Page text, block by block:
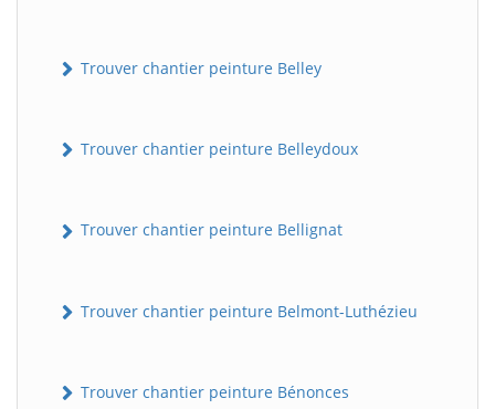
Trouver chantier peinture Belley
Trouver chantier peinture Belleydoux
Trouver chantier peinture Bellignat
Trouver chantier peinture Belmont-Luthézieu
Trouver chantier peinture Bénonces